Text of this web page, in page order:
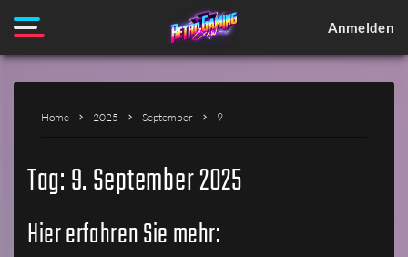
Anmelden
Home 2025 September 9
Tag:9. September 2025
Hier erfahren Sie mehr: